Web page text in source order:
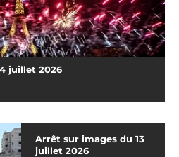
juillet 2026
Arrêt sur images du 13
juillet 2026